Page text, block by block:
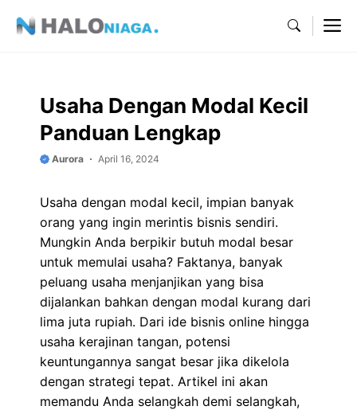
Usaha Dengan Modal Kecil
Panduan Lengkap
Aurora April 16, 2024
Usaha dengan modal kecil, impian banyak
orang yang ingin merintis bisnis sendiri.
Mungkin Anda berpikir butuh modal besar
untuk memulai usaha? Faktanya, banyak
peluang usaha menjanjikan yang bisa
dijalankan bahkan dengan modal kurang dari
lima juta rupiah. Dari ide bisnis online hingga
usaha kerajinan tangan, potensi
keuntungannya sangat besar jika dikelola
dengan strategi tepat. Artikel ini akan
memandu Anda selangkah demi selangkah,